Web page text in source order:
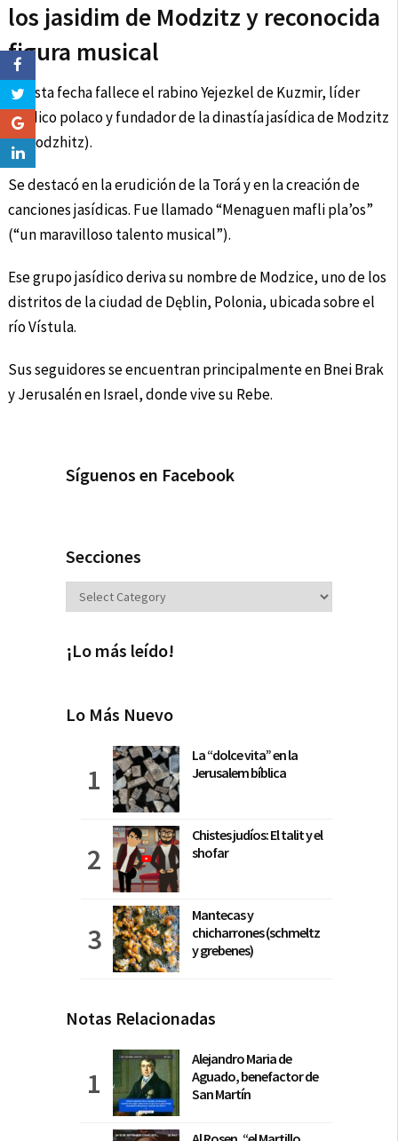
los jasidim de Modzitz y reconocida
figura musical
En esta fecha fallece el rabino Yejezkel de Kuzmir, líder
jasídico polaco y fundador de la dinastía jasídica de Modzitz
(o Modzhitz).
Se destacó en la erudición de la Torá y en la creación de
canciones jasídicas. Fue llamado “Menaguen mafli pla’os”
(“un maravilloso talento musical”).
Ese grupo jasídico deriva su nombre de Modzice, uno de los
distritos de la ciudad de Dęblin, Polonia, ubicada sobre el
río Vístula.
Sus seguidores se encuentran principalmente en Bnei Brak
y Jerusalén en Israel, donde vive su Rebe.
Síguenos en Facebook
Secciones
Secciones
¡Lo más leído!
Lo Más Nuevo
La “dolce vita” en la
Jerusalem bíblica
Chistes judíos: El talit y el
shofar
Mantecas y
chicharrones (schmeltz
y grebenes)
Notas Relacionadas
Alejandro Maria de
Aguado, benefactor de
San Martín